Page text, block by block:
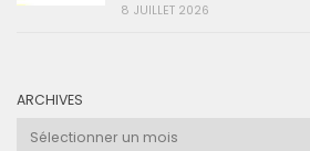
8 JUILLET 2026
ARCHIVES
Archives